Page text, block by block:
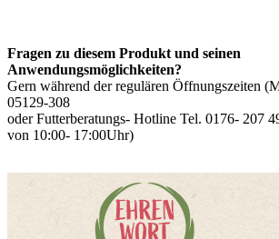
Fragen zu diesem Produkt und seinen
Anwendungsmöglichkeiten?
Gern während der regulären Öffnungszeiten
05129-308
oder Futterberatungs- Hotline Tel. 0176- 207
von 10:00- 17:00Uhr)